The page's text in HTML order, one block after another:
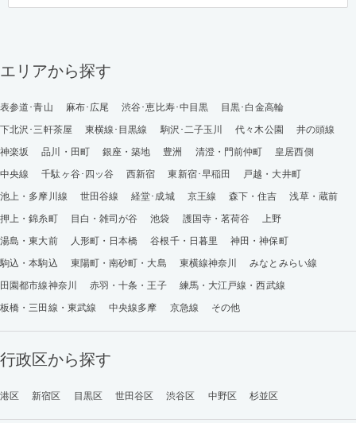
エリアから探す
表参道･青山 麻布･広尾 渋谷･恵比寿･中目黒
目黒･白金高輪
下北沢･三軒茶屋
東横線･目黒線 駒沢･二子玉川 代々木公園
井の頭線
神楽坂
品川・田町 銀座・築地 豊洲 清澄・門前仲町
皇居西側
中央線
千駄ヶ谷･四ッ谷 西新宿 東新宿･早稲田
戸越・大井町
池上・多摩川線
世田谷線 経堂･成城 京王線 森下・住吉
浅草・蔵前
押上・錦糸町
目白・雑司が谷 池袋 護国寺・茗荷谷
上野
湯島・東大前
人形町・日本橋 谷根千・日暮里
神田・神保町
駒込・本駒込
東陽町・南砂町・大島 東横線神奈川
みなとみらい線
田園都市線神奈川
赤羽・十条・王子
練馬・大江戸線・西武線
板橋・三田線・東武線
中央線多摩 京急線 その他
行政区から探す
港区 新宿区 目黒区 世田谷区 渋谷区 中野区 杉並区